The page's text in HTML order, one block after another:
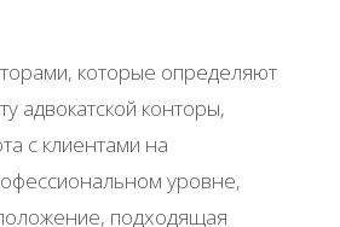
которые определяют
адвокатской конторы,
с клиентами на
уровне,
подходящая